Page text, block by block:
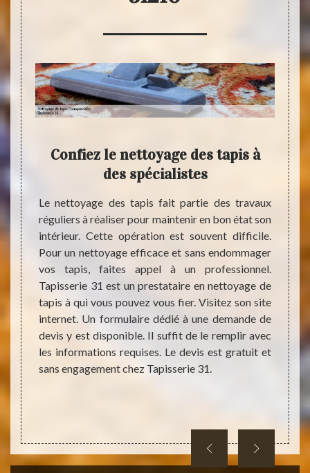
aux
ce
peut
de
des
nos
de
vos
le
Confiez le nettoyage des tapis à
des spécialistes
Le nettoyage des tapis fait partie des travaux
réguliers à réaliser pour maintenir en bon état son
intérieur. Cette opération est souvent difficile.
Pour un nettoyage efficace et sans endommager
vos tapis, faites appel à un professionnel.
Tapisserie 31 est un prestataire en nettoyage de
tapis à qui vous pouvez vous fier. Visitez son site
internet. Un formulaire dédié à une demande de
devis y est disponible. Il suffit de le remplir avec
les informations requises. Le devis est gratuit et
sans engagement chez Tapisserie 31.
Les
un
de
un